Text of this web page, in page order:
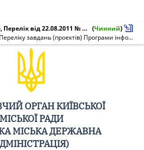
Розпорядження, Перелік від 22.08.2011 № 1496 (Чинний)
Про затвердження Переліку завдань (проектів) Програми інформатизації міста Києва на 2011 рік
ОРГАН КИЇВСЬКОЇ
МІСЬКОЇ РАДИ
МІСЬКА ДЕРЖАВНА